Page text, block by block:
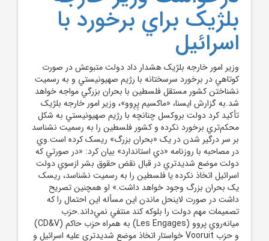
بلژيک براي برخورد با
اسرائيل
وزير امور خارجه بلژيک هشدار داد دولت متبوعش در صورت
کوتاهي در برخورد سرسختانه با رژيم صهيونيستي و به رسميت
نشناختن کشور مستقل فلسطين با بحران بزرگي مواجه خواهد
شد.به گزارش ايسنا، «ماکسيم پِرِوو»، وزير امور خارجه بلژيک
تأکيد کرد دولت بروکسل چنانچه با رژيم صهيونيستي به شکل
محکم‌تري برخورد نکرده و کشور فلسطين را به رسميت نشناسد
بر سر درگير شدن در يک «بحران بزرگ» ريسک کرده است.وي
در مصاحبه با روزنامه «دي استاندارد» بيان کرد: «در صورتي که
دولت موضع شديدتري در قبال نقض حقوق بشر ازسوي دولت
اسرائيل اتخاذ نکرده يا فلسطين را به رسميت نشناسد، ريسک
يک بحران بزرگ وجود خواهد داشت.» او همچنين تصريح
داشت در صورت لاينحل ماندن اين مسأله اين احتمال را که
تصميمات مهم دولت را بلوکه کند منتفي نمي‌داند.حزب
ميانه‌روي پروو (Les Engages) به همراه حزب حاکم (CD&V)
و حزب Vooruit خواستار اتخاذ موضع شديدتري عليه اسرائيل و